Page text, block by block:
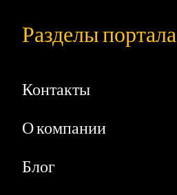
Разделы портала
Контакты
О компании
Блог